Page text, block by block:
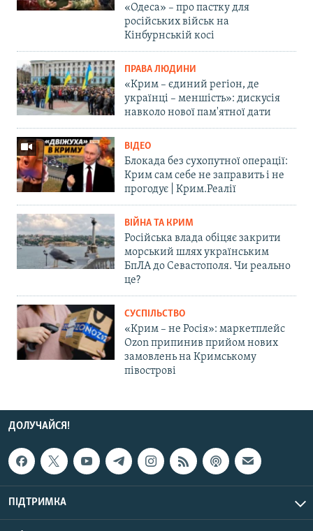
«Одеса» – про пастку для
російських військ на
Кінбурнській косі
ПРАВА ЛЮДИНИ
«Крим – єдиний регіон, де
українці – меншість»: дискусія
навколо нової пам'ятної дати
ВІДЕО
Блокада без сухопутної операції:
Крим сам себе не заправить і не
прогодує | Крим.Реалії
ВІЙНА ТА КРИМ
Російська влада обіцяє закрити
морський шлях українським
БпЛА до Севастополя. Чи реально
це?
СУСПІЛЬСТВО
«Крим – не Росія»: маркетплейс
Ozon припинив прийом нових
замовлень на Кримському
півострові
ДОЛУЧАЙСЯ!
ПІДТРИМКА